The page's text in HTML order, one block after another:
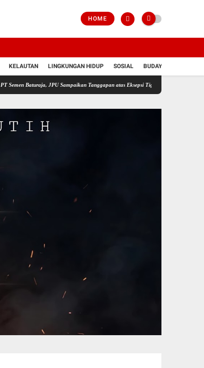
HOME
KELAUTAN LINGKUNGAN HIDUP SOSIAL BUDAYA
JPU Sampaikan Tanggapan atas Eksepsi Tiga Terdakwa